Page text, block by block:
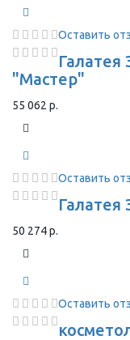
Оставить
Галатея
"Мастер"
55 062 р.
Оставить
Галатея
50 274 р.
Оставить